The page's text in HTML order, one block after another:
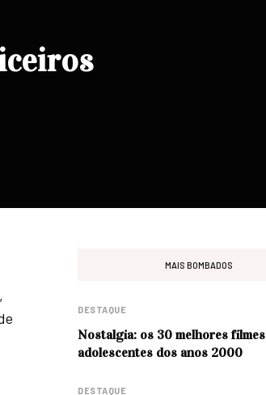
MAIS BOMBADOS
DESTAQUE
Nostalgia: os 30 melhores filmes
adolescentes dos anos 2000
DESTAQUE